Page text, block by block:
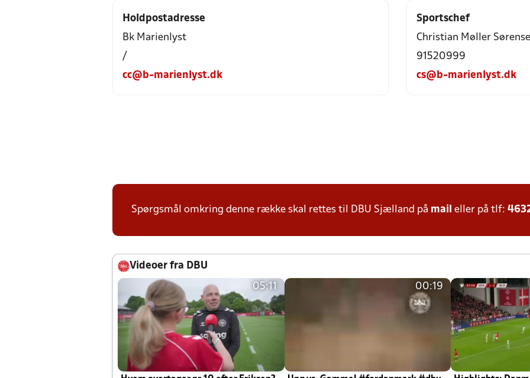
Holdpostadresse
Bk Marienlyst
/
cc@b-marienlyst.dk
Sportschef
Christian Møller
91520999
cs@b-marienlyst.dk
Spørgsmål omkring denne række skal rettes til DBU Sjælland på mail eller på tlf:
Videoer fra DBU
05:11 00:19